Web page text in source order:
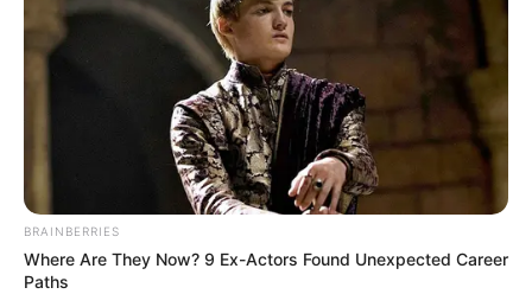
BRAINBERRIES
Where Are They Now? 9 Ex-Actors Found Unexpected Career
Paths